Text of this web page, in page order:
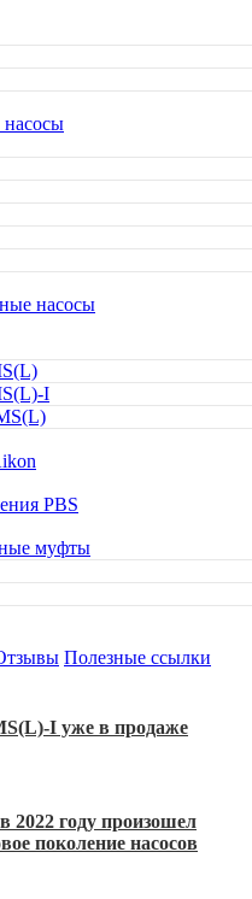
насосы
I
PBS
муфты
Полезные ссылки
I уже в продаже
году произошел
поколение насосов